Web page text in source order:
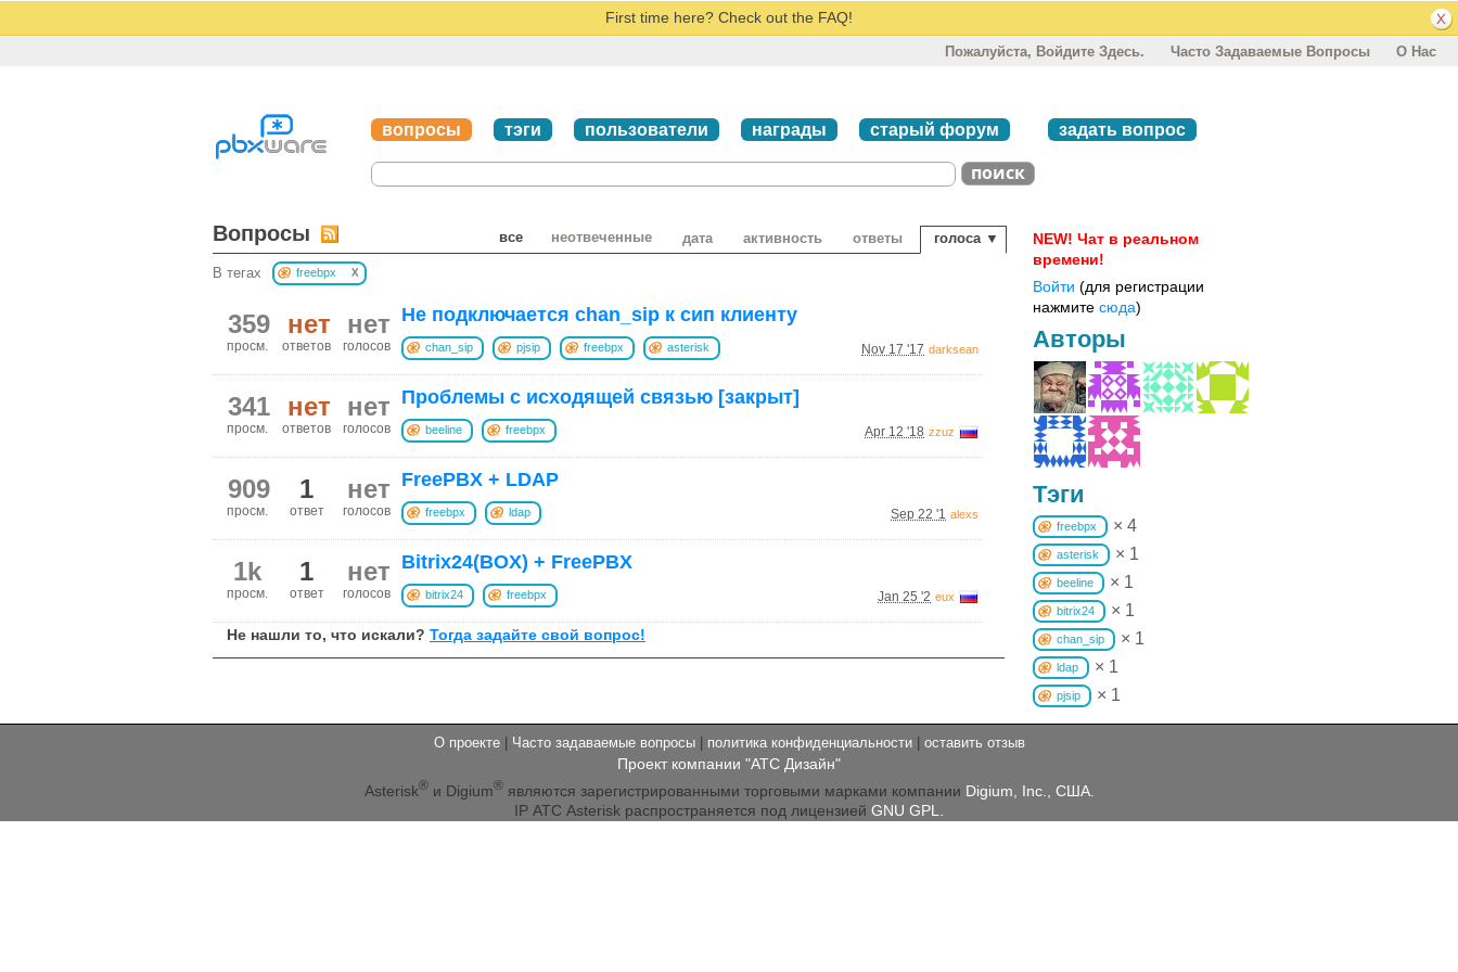
First time here? Check out the FAQ!
Пожалуйста, Войдите Здесь. Часто Задаваемые Вопросы О Нас
вопросы тэги пользователи награды старый форум задать вопрос
все неотвеченные дата активность ответы голоса ▼
Вопросы
В тегах freebpx x
нет
голосов
нет
ответов
359
просм. Nov 17 '17 darksean
Не подключается chan_sip к сип клиенту
chan_sip pjsip freebpx asterisk
нет
голосов
нет
ответов
341
просм. Apr 12 '18 zzuz
Проблемы с исходящей связью [закрыт]
beeline freebpx
нет
голосов
1
ответ
909
просм. Sep 22 '1 alexs
FreePBX + LDAP
freebpx ldap
нет
голосов
1
ответ
1k
просм. Jan 25 '2 eux
Bitrix24(BOX) + FreePBX
bitrix24 freebpx
Не нашли то, что искали? Тогда задайте свой вопрос!
NEW! Чат в реальном
времени!
Войти (для регистрации
нажмите сюда)
Авторы
Тэги
freebpx × 4
asterisk × 1
beeline × 1
bitrix24 × 1
chan_sip × 1
ldap × 1
pjsip × 1
О проекте | Часто задаваемые вопросы | политика конфиденциальности | оставить отзыв
Проект компании "АТС Дизайн"
Asterisk®и Digium®являются зарегистрированными торговыми марками компании Digium, Inc., США.
IP АТС Asterisk распространяется под лицензией GNU GPL.